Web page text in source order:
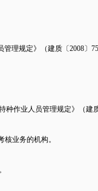
理规定》（建质〔2008〕
作业人员管理规定》（建
业务的机构。